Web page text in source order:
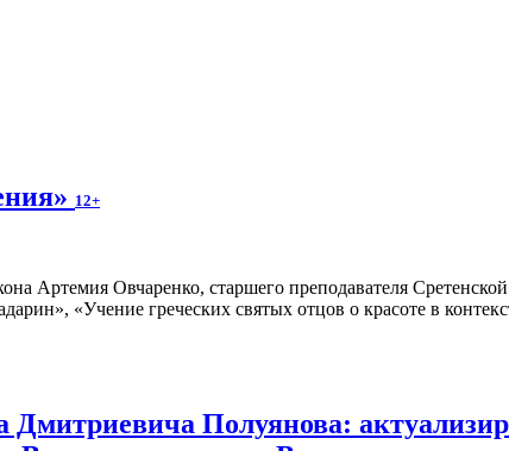
12+
Артемия Овчаренко, старшего преподавателя
«Учение греческих святых отцов о красоте в
Полуянова: